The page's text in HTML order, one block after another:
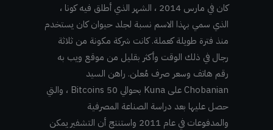
كان في مارس 2014 ، الشهر الذي أطلق فيه كونا ،
الذي سمي بهذا الاسم نسبة لجلد حيوان كان يستخدم
منذ فترة طويلة كعملة. كانت شركة مكونة من ثلاثة
رجال في ذلك الوقت وأكثر بقليل من موقع ويب به
رقم هاتف وسعر صرف مُعلن. راهن السيد
Chobanian على Kuna بحوالي 50 Bitcoins ، والتي
حصل عليها بعد دراسة الصناعة المصرفية
والمدفوعات في عام 2011 واستنتج أن التشفير يمكن